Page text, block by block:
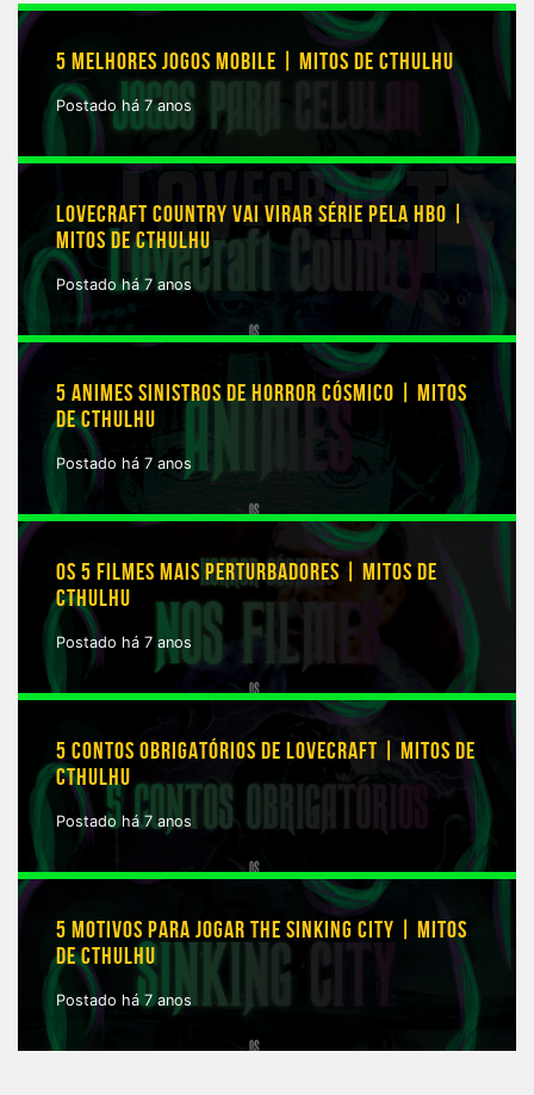
5 MELHORES JOGOS MOBILE | MITOS DE CTHULHU
Postado há 7 anos
LOVECRAFT COUNTRY VAI VIRAR SÉRIE PELA HBO |
MITOS DE CTHULHU
Postado há 7 anos
5 ANIMES SINISTROS DE HORROR CÓSMICO | MITOS
DE CTHULHU
Postado há 7 anos
OS 5 FILMES MAIS PERTURBADORES | MITOS DE
CTHULHU
Postado há 7 anos
5 CONTOS OBRIGATÓRIOS DE LOVECRAFT | MITOS DE
CTHULHU
Postado há 7 anos
5 MOTIVOS PARA JOGAR THE SINKING CITY | MITOS
DE CTHULHU
Postado há 7 anos